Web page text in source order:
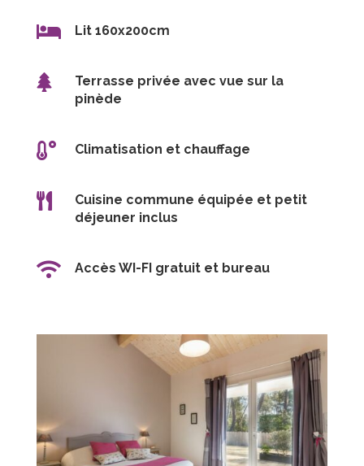
 Lit 160x200cm

Terrasse privée avec vue sur la
pinède
 Climatisation et chauffage

Cuisine commune équipée et petit
déjeuner inclus
 Accès WI-FI gratuit et bureau